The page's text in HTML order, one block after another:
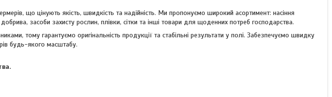
що цінують якість, швидкість та надійність. Ми пропонуємо широкий асортимент: насіння
засоби захисту рослин, плівки, сітки та інші товари для щоденних потреб господарства.
тому гарантуємо оригінальність продукції та стабільні результати у полі. Забезпечуємо швидку
будь-якого масштабу.